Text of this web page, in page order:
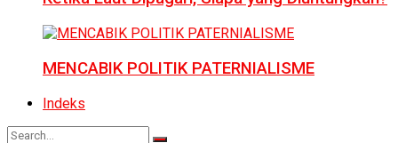
MENCABIK POLITIK PATERNIALISME
Indeks